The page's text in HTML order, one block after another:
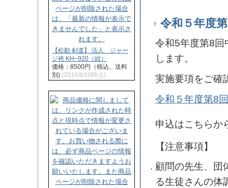
令和５年度
令和5年度第8回
します。
実施要項をご確
令和５年度第8
申込はこちら
【注意事項】
顧問の先生、団
る生徒さんの体
【松勘 剣道】 活人 ジャー
ジ袴 KH−920（紺）
価格：8500円（税込、送料
別) (2016/8/10時点)